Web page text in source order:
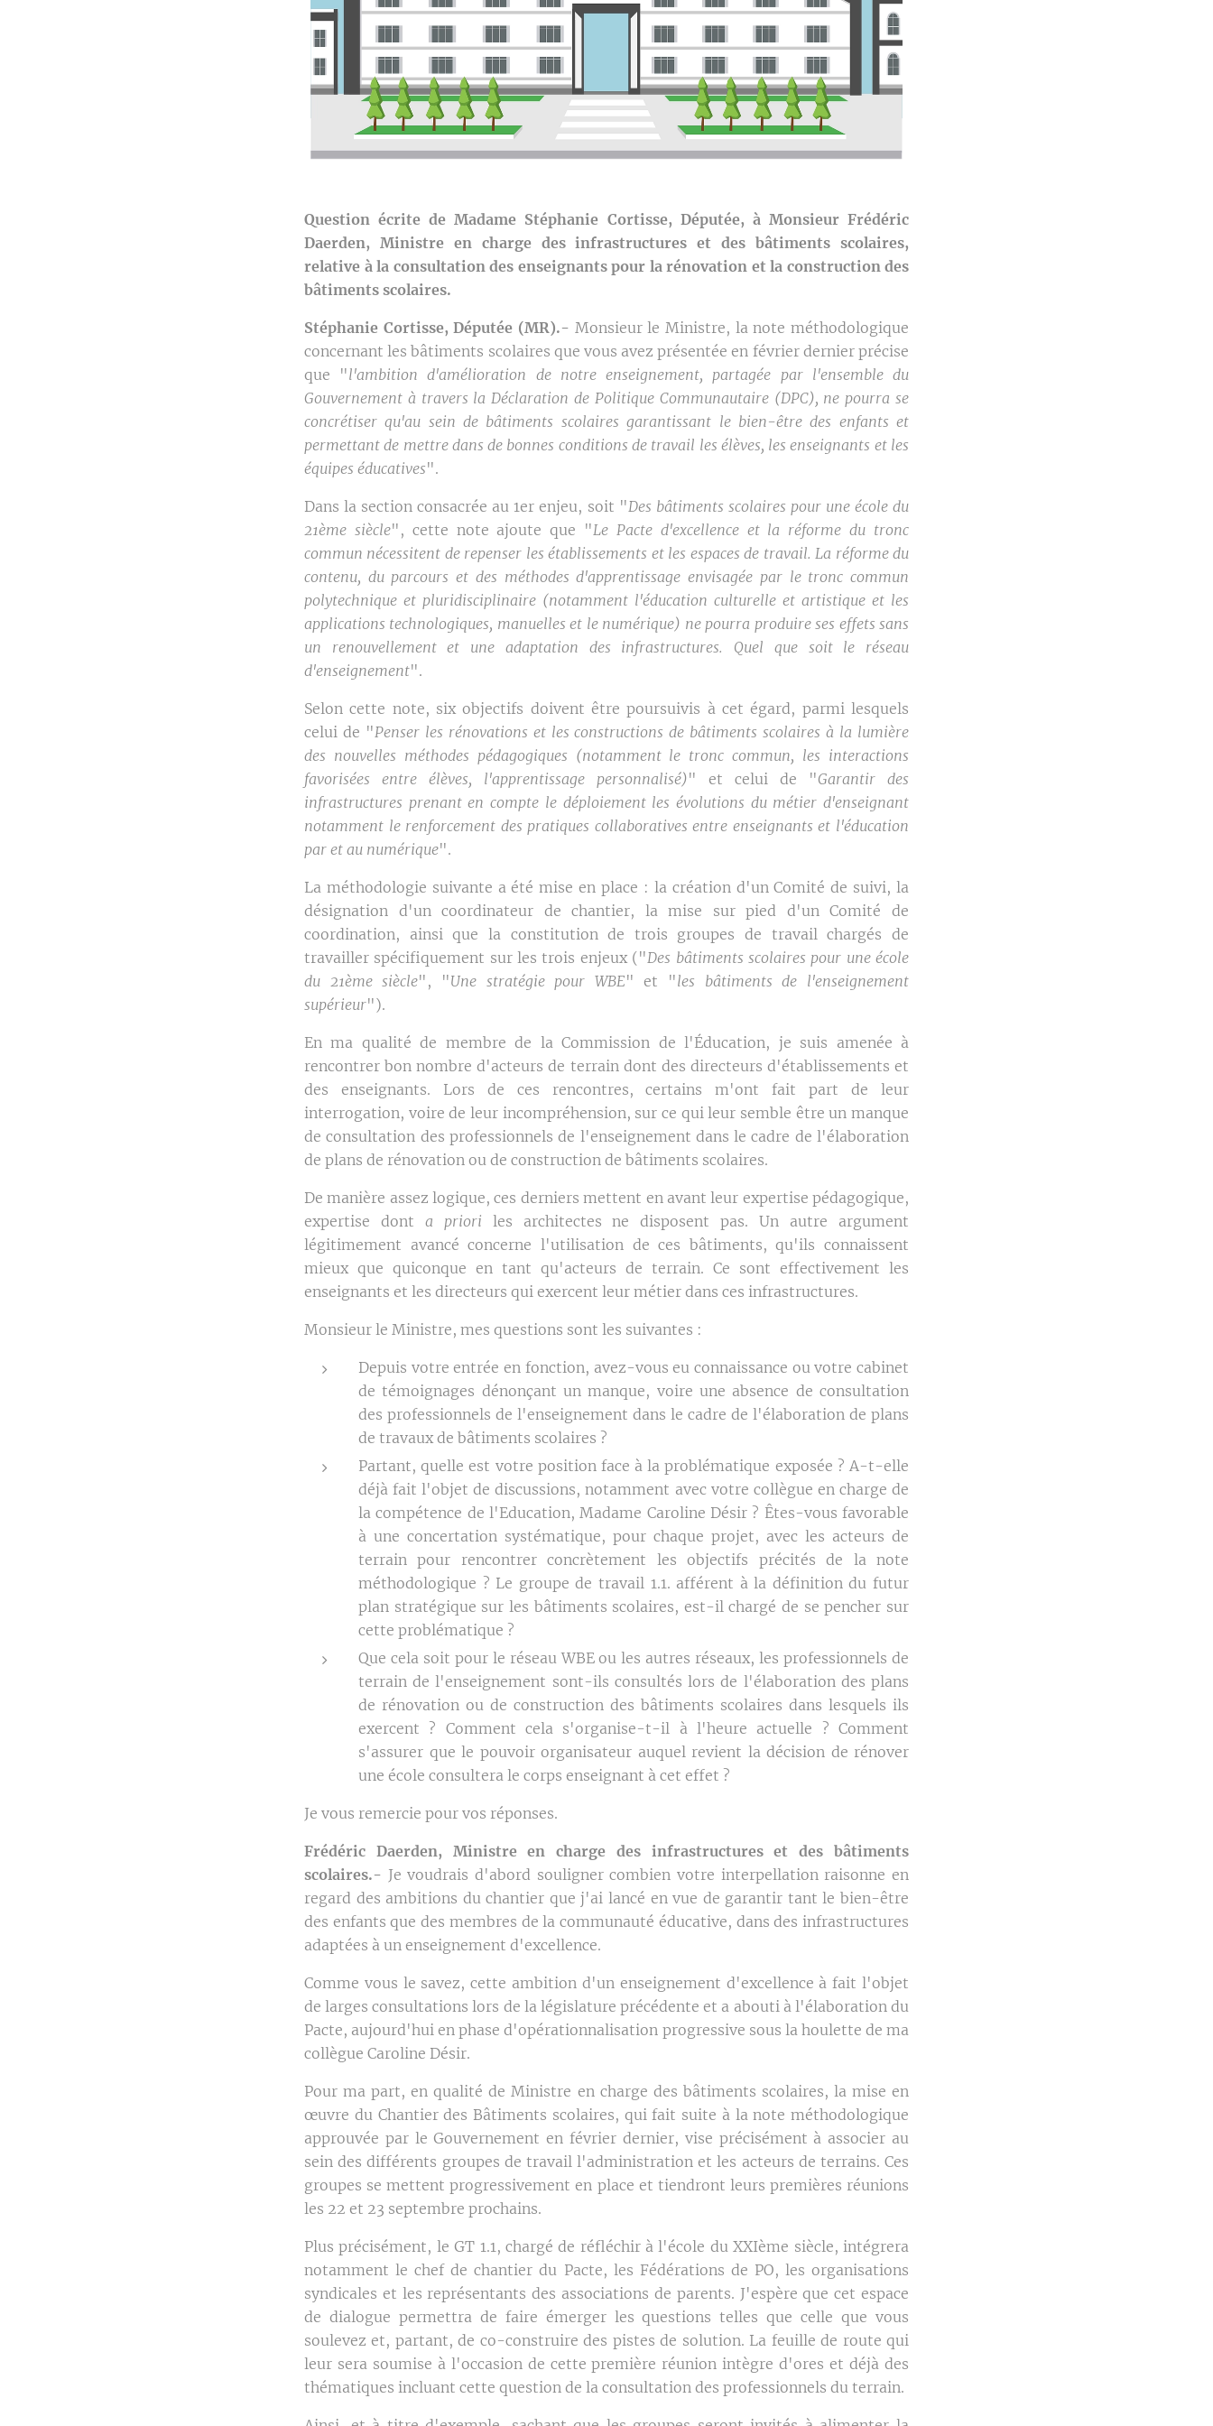
Question écrite de Madame Stéphanie Cortisse, Députée, à Monsieur Frédéric
Daerden, Ministre en charge des infrastructures et des bâtiments scolaires,
relative à la consultation des enseignants pour la rénovation et la construction des
bâtiments scolaires.
Stéphanie Cortisse, Députée (MR).- Monsieur le Ministre, la note méthodologique
concernant les bâtiments scolaires que vous avez présentée en février dernier précise
que "l'ambition d'amélioration de notre enseignement, partagée par l'ensemble du
Gouvernement à travers la Déclaration de Politique Communautaire (DPC), ne pourra se
concrétiser qu'au sein de bâtiments scolaires garantissant le bien-être des enfants et
permettant de mettre dans de bonnes conditions de travail les élèves, les enseignants et les
équipes éducatives".
Dans la section consacrée au 1er enjeu, soit "Des bâtiments scolaires pour une école du
21ème siècle", cette note ajoute que "Le Pacte d'excellence et la réforme du tronc
commun nécessitent de repenser les établissements et les espaces de travail. La réforme du
contenu, du parcours et des méthodes d'apprentissage envisagée par le tronc commun
polytechnique et pluridisciplinaire (notamment l'éducation culturelle et artistique et les
applications technologiques, manuelles et le numérique) ne pourra produire ses effets sans
un renouvellement et une adaptation des infrastructures. Quel que soit le réseau
d'enseignement".
Selon cette note, six objectifs doivent être poursuivis à cet égard, parmi lesquels
celui de "Penser les rénovations et les constructions de bâtiments scolaires à la lumière
des nouvelles méthodes pédagogiques (notamment le tronc commun, les interactions
favorisées entre élèves, l'apprentissage personnalisé)" et celui de "Garantir des
infrastructures prenant en compte le déploiement les évolutions du métier d'enseignant
notamment le renforcement des pratiques collaboratives entre enseignants et l'éducation
par et au numérique".
La méthodologie suivante a été mise en place : la création d'un Comité de suivi, la
désignation d'un coordinateur de chantier, la mise sur pied d'un Comité de
coordination, ainsi que la constitution de trois groupes de travail chargés de
travailler spécifiquement sur les trois enjeux ("Des bâtiments scolaires pour une école
du 21ème siècle", "Une stratégie pour WBE" et "les bâtiments de l'enseignement
supérieur").
En ma qualité de membre de la Commission de l'Éducation, je suis amenée à
rencontrer bon nombre d'acteurs de terrain dont des directeurs d'établissements et
des enseignants. Lors de ces rencontres, certains m'ont fait part de leur
interrogation, voire de leur incompréhension, sur ce qui leur semble être un manque
de consultation des professionnels de l'enseignement dans le cadre de l'élaboration
de plans de rénovation ou de construction de bâtiments scolaires.
De manière assez logique, ces derniers mettent en avant leur expertise pédagogique,
expertise dont a priori les architectes ne disposent pas. Un autre argument
légitimement avancé concerne l'utilisation de ces bâtiments, qu'ils connaissent
mieux que quiconque en tant qu'acteurs de terrain. Ce sont effectivement les
enseignants et les directeurs qui exercent leur métier dans ces infrastructures.
Monsieur le Ministre, mes questions sont les suivantes :
Depuis votre entrée en fonction, avez-vous eu connaissance ou votre cabinet
de témoignages dénonçant un manque, voire une absence de consultation
des professionnels de l'enseignement dans le cadre de l'élaboration de plans
de travaux de bâtiments scolaires ?
Partant, quelle est votre position face à la problématique exposée ? A-t-elle
déjà fait l'objet de discussions, notamment avec votre collègue en charge de
la compétence de l'Education, Madame Caroline Désir ? Êtes-vous favorable
à une concertation systématique, pour chaque projet, avec les acteurs de
terrain pour rencontrer concrètement les objectifs précités de la note
méthodologique ? Le groupe de travail 1.1. afférent à la définition du futur
plan stratégique sur les bâtiments scolaires, est-il chargé de se pencher sur
cette problématique ?
Que cela soit pour le réseau WBE ou les autres réseaux, les professionnels de
terrain de l'enseignement sont-ils consultés lors de l'élaboration des plans
de rénovation ou de construction des bâtiments scolaires dans lesquels ils
exercent ? Comment cela s'organise-t-il à l'heure actuelle ? Comment
s'assurer que le pouvoir organisateur auquel revient la décision de rénover
une école consultera le corps enseignant à cet effet ?
Je vous remercie pour vos réponses.
Frédéric Daerden, Ministre en charge des infrastructures et des bâtiments
scolaires.- Je voudrais d'abord souligner combien votre interpellation raisonne en
regard des ambitions du chantier que j'ai lancé en vue de garantir tant le bien-être
des enfants que des membres de la communauté éducative, dans des infrastructures
adaptées à un enseignement d'excellence.
Comme vous le savez, cette ambition d'un enseignement d'excellence à fait l'objet
de larges consultations lors de la législature précédente et a abouti à l'élaboration du
Pacte, aujourd'hui en phase d'opérationnalisation progressive sous la houlette de ma
collègue Caroline Désir.
Pour ma part, en qualité de Ministre en charge des bâtiments scolaires, la mise en
œuvre du Chantier des Bâtiments scolaires, qui fait suite à la note méthodologique
approuvée par le Gouvernement en février dernier, vise précisément à associer au
sein des différents groupes de travail l'administration et les acteurs de terrains. Ces
groupes se mettent progressivement en place et tiendront leurs premières réunions
les 22 et 23 septembre prochains.
Plus précisément, le GT 1.1, chargé de réfléchir à l'école du XXIème siècle, intégrera
notamment le chef de chantier du Pacte, les Fédérations de PO, les organisations
syndicales et les représentants des associations de parents. J'espère que cet espace
de dialogue permettra de faire émerger les questions telles que celle que vous
soulevez et, partant, de co-construire des pistes de solution. La feuille de route qui
leur sera soumise à l'occasion de cette première réunion intègre d'ores et déjà des
thématiques incluant cette question de la consultation des professionnels du terrain.